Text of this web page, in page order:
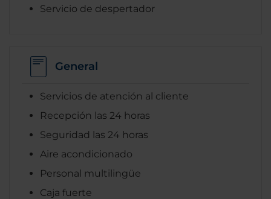
Servicio de despertador
General
Servicios de atención al cliente
Recepción las 24 horas
Seguridad las 24 horas
Aire acondicionado
Personal multilingüe
Caja fuerte